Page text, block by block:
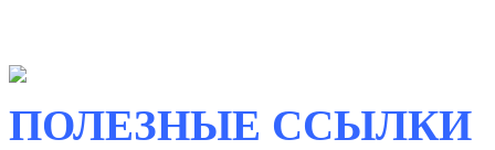
ПОЛЕЗНЫЕ ССЫЛКИ